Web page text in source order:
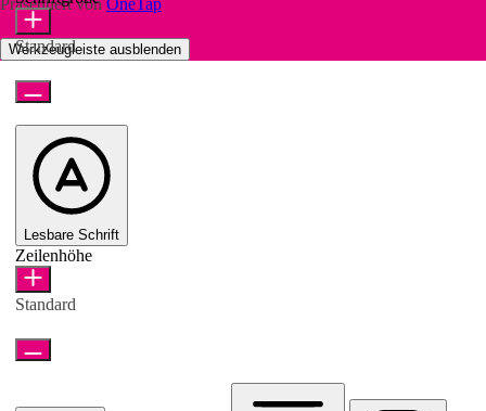
Werkzeugleiste ausblenden
Standard
Lesbare Schrift
Zeilenhöhe
Standard